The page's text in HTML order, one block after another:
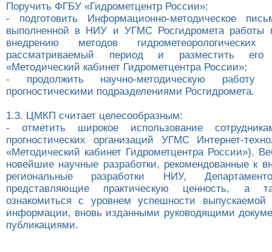
Поручить ФГБУ «Гидрометцентр России»:
- подготовить Информационно-методическое
выполненной в НИУ и УГМС Росгидромета работы
внедрению методов
рассматриваемый период и разместить
«Методический кабинет Гидрометцентра России»;
- продолжить научно-методическую работу
прогностическими подразделениями Росгидромета.
1.3. ЦМКП считает целесообразным:
- отметить широкое использование
прогностических организаций УГМС Интернет-
«Методический кабинет Гидрометцентра России»).
новейшие научные разработки, рекомендованные к
региональные разработки НИУ,
представляющие практическую ценность, а
ознакомиться с уровнем успешности выпускаемой
информации, вновь изданными руководящими
публикациями.